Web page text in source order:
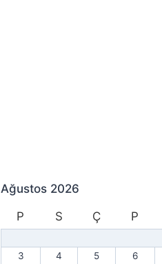
Ağustos 2026
P
S Ç P
3
4 5 6